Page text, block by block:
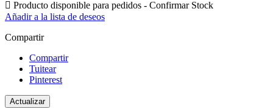
 Producto disponible para pedidos - Confirmar Stock
Añadir a la lista de deseos
Compartir
Compartir
Tuitear
Pinterest